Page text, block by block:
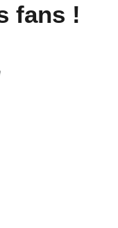
fans !